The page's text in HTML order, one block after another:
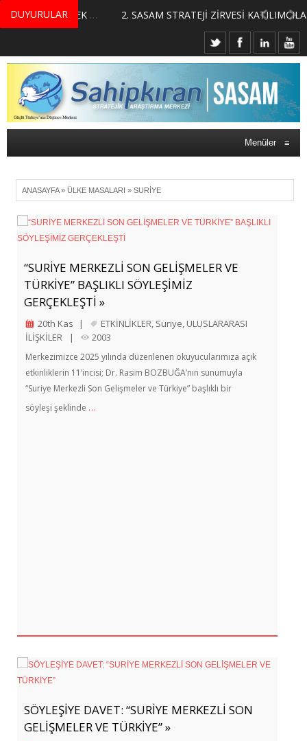
DUYURULAR
MERKEZİMİZ BÜNYESİNDE YETİŞTİRİLMEK ÜZERE GÖNÜLLÜ ÜLKE MASASI UZMANI VE UZMAN ADAYLARI ARIYORUZ 2. SASAM STRATEJİ ZİRVESİ KATILIMCILARI BELLİ OLDU
Menüler ≡
ANASAYFA» ÜLKE MASALARI » SURIYE
“SURİYE MERKEZLİ SON GELİŞMELER VE
TÜRKİYE” BAŞLIKLI SÖYLEŞİMİZ
GERÇEKLEŞTİ »
20th Kas | ETKİNLİKLER Suriye ULUSLARARASI
İLİŞKİLER
| 2003
Merkezimizce 2025 yılında düzenlenen okuyucularımıza açık
etkinliklerin 11’incisi; Dr. Rasim BOZBUĞA’nın sunumuyla
“Suriye Merkezli Son Gelişmeler ve Türkiye” başlıklı bir
söyleşi şeklinde …
SÖYLEŞİYE DAVET: “SURİYE MERKEZLİ SON
GELİŞMELER VE TÜRKİYE” »